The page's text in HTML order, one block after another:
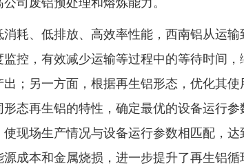
耗、低排放、高效率性能，西南铝从运输
控，有效减少运输等过程中的等待时间，
；另一方面，根据再生铝形态，优化其使
态再生铝的特性，确定最优的设备运行参
现场生产情况与设备运行参数相匹配，达
成本和金属烧损，进一步提升了再生铝